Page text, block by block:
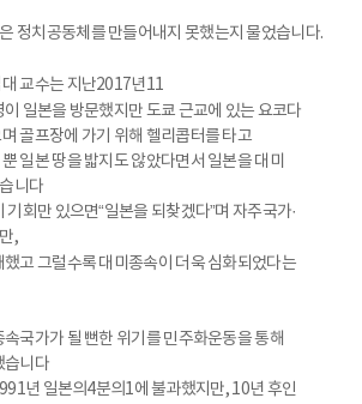
정치공동체를 만들어내지 못했는지 물었습니다.
교수는 지난2017년11
일본을 방문했지만 도쿄 근교에 있는 요코다
골프장에 가기 위해 헬리콥터를 타고
일본 땅을 밟지도 않았다면서 일본을 대미
니다
기회만 있으면“일본을 되찾겠다”며 자주국가·
,
했고 그럴수록 대미종속이 더욱 심화되었다는
국가가 될 뻔한 위기를 민주화운동을 통해
습니다
년 일본의4분의1에 불과했지만, 10년 후인